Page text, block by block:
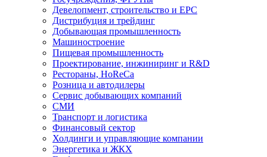
Девелопмент, строительство и EPC
Дистрибуция и трейдинг
Добывающая промышленность
Машиностроение
Пищевая промышленность
Проектирование, инжиниринг и R&D
Рестораны, HoReCa
Розница и автодилеры
Сервис добывающих компаний
СМИ
Транспорт и логистика
Финансовый сектор
Холдинги и управляющие компании
Энергетика и ЖКХ